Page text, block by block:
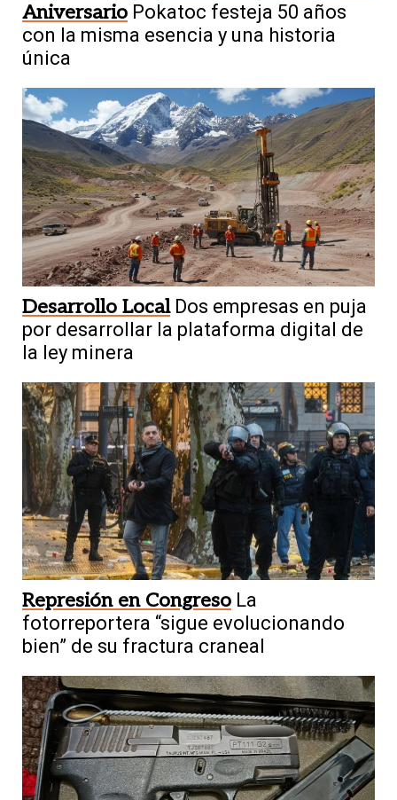
Aniversario Pokatoc festeja 50 años
con la misma esencia y una historia
única
Desarrollo Local Dos empresas en puja
por desarrollar la plataforma digital de
la ley minera
Represión en Congreso La
fotorreportera “sigue evolucionando
bien” de su fractura craneal